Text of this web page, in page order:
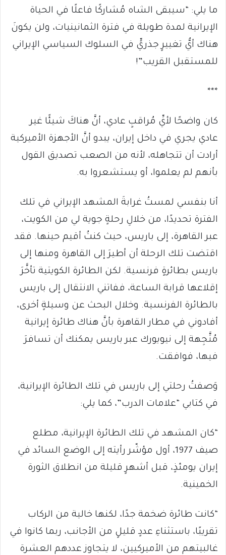
ما يلي: “سيبقى الشاه مُشاركًا فاعلًا في الحياة
الإيرانية لمدة طويلة في فترة الثمانينيات، ولن يكونَ
هناك أيُّ تغييرٍ جذريٍّ في السلوك السياسي الإيراني
للمستقبل القريب”!
***
كان واضحًا لأيِّ مُراقبٍ عادي، أنَّ هناكَ شيئًا غير
عادي يجري في داخل إيران، يبدو أنَّ الأجهزة الأميركية
أرادت أن تتجاهله، لأنه من الصعب تصديق القول
بأنهم لم يعلموا، أو يستشعروا به.
أنا بنفسي لمستُ غرابةَ المشهد الإيراني في تلك
الفترة تحديدًا، من خلالِ رحلةٍ جوية لي من الكويت،
عبر القاهرة، إلى باريس، حيث كنتُ أقيم حينها. فقد
اقتضت تلك الرحلة أن أطيرَ إلى القاهرة ومنها إلى
باريس بطائرةٍ فرنسية. لكن الطائرة الكويتية تأخَّرَ
إقلاعها قرابة الساعة، ففاتني الانتقال إلى باريس
بالطائرة الفرنسية. وخلال البحث عن وسيلةٍ أخرى،
أفادوني في مطار القاهرة بأنَّ هناك طائرة إيرانية
مُتَّجِهة إلى نيويورك عبر باريس يمكنك أن تسافرَ
فيها، فوافقت.
وَصفتُ رحلتي إلى باريس في تلك الطائرة الإيرانية،
في كتابي “علامات الدرب”، كما يلي:
“كان المشهد في تلك الطائرة الإيرانية، مطلع
صيف 1977، أول مؤشّر رأيته إلى الوضع السائد في
إيران يومئذٍ، قبل أشهرٍ قليلة من انطلاق الثورة
الخمينية.
“كانت طائرة ضخمة جدًا، لكنها خالية من الركاب
تقريبًا، باستثناءِ عددٍ قليلٍ من الأجانب، ربما كانوا في
غالبيتهم من الأميركيين، لا يتجاوز عددهم العشرة